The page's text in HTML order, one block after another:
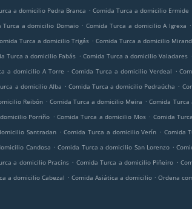
a domicilio Pedra Branca . Comida Turca a domicilio Ermide
Turca a domicilio Domaio . Comida Turca a domicilio A Igrexa .
Turca a domicilio Trigás . Comida Turca a domicilio
Turca a domicilio Fabás . Comida Turca a domicilio Valadares
a domicilio A Torre . Comida Turca a domicilio Verdeal .
a domicilio Alba . Comida Turca a domicilio Pedraúcha .
Reibón . Comida Turca a domicilio Meira . Comida
Porriño . Comida Turca a domicilio Mos . Comida
Santradan . Comida Turca a domicilio Verín . Comida
Candosa . Comida Turca a domicilio San Lorenzo .
a domicilio Pracíns . Comida Turca a domicilio Piñeiro .
a domicilio Cabezal . Comida Asiática a domicilio . Ordena